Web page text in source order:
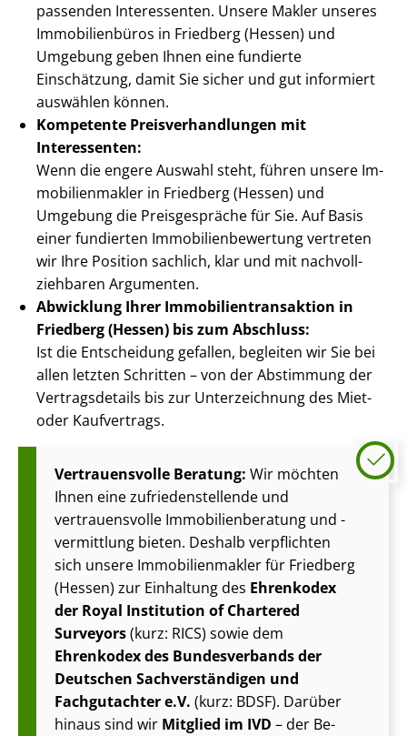
passenden Interessenten. Unsere Makler unseres
Immobilienbüros in Friedberg (Hessen) und
Umgebung geben Ihnen eine fundierte
Einschätzung, damit Sie sicher und gut informiert
auswählen können.
Kompetente Preis­ver­hand­lun­gen mit
Interessenten:
Wenn die engere Auswahl steht, führen unsere Im­
mo­bi­li­en­mak­ler in Friedberg (Hessen) und
Umgebung die Preisgespräche für Sie. Auf Basis
einer fundierten Im­mo­bi­li­en­be­wer­tung vertreten
wir Ihre Position sachlich, klar und mit nach­voll­
zieh­ba­ren Argumenten.
Abwicklung Ihrer Im­mo­bi­li­en­trans­ak­ti­on in
Friedberg (Hessen) bis zum Abschluss:
Ist die Entscheidung gefallen, begleiten wir Sie bei
allen letzten Schritten – von der Abstimmung der
Vertragsdetails bis zur Unterzeichnung des Miet-
oder Kaufvertrags.
Vertrauensvolle Beratung: Wir möchten
Ihnen eine zu­frie­den­stel­len­de und
vertrauensvolle Im­mo­bi­li­en­be­ra­tung und -
vermittlung bieten. Deshalb verpflichten
sich unsere Im­mo­bi­li­en­mak­ler für Friedberg
(Hessen) zur Einhaltung des Ehrenkodex
der Royal Institution of Chartered
Surveyors(kurz: RICS) sowie dem
Ehrenkodex des Bundesverbands der
Deutschen Sach­ver­stän­di­gen und
Fachgutachter e.V. (kurz: BDSF). Darüber
hinaus sind wir Mitglied im IVD – der Be­